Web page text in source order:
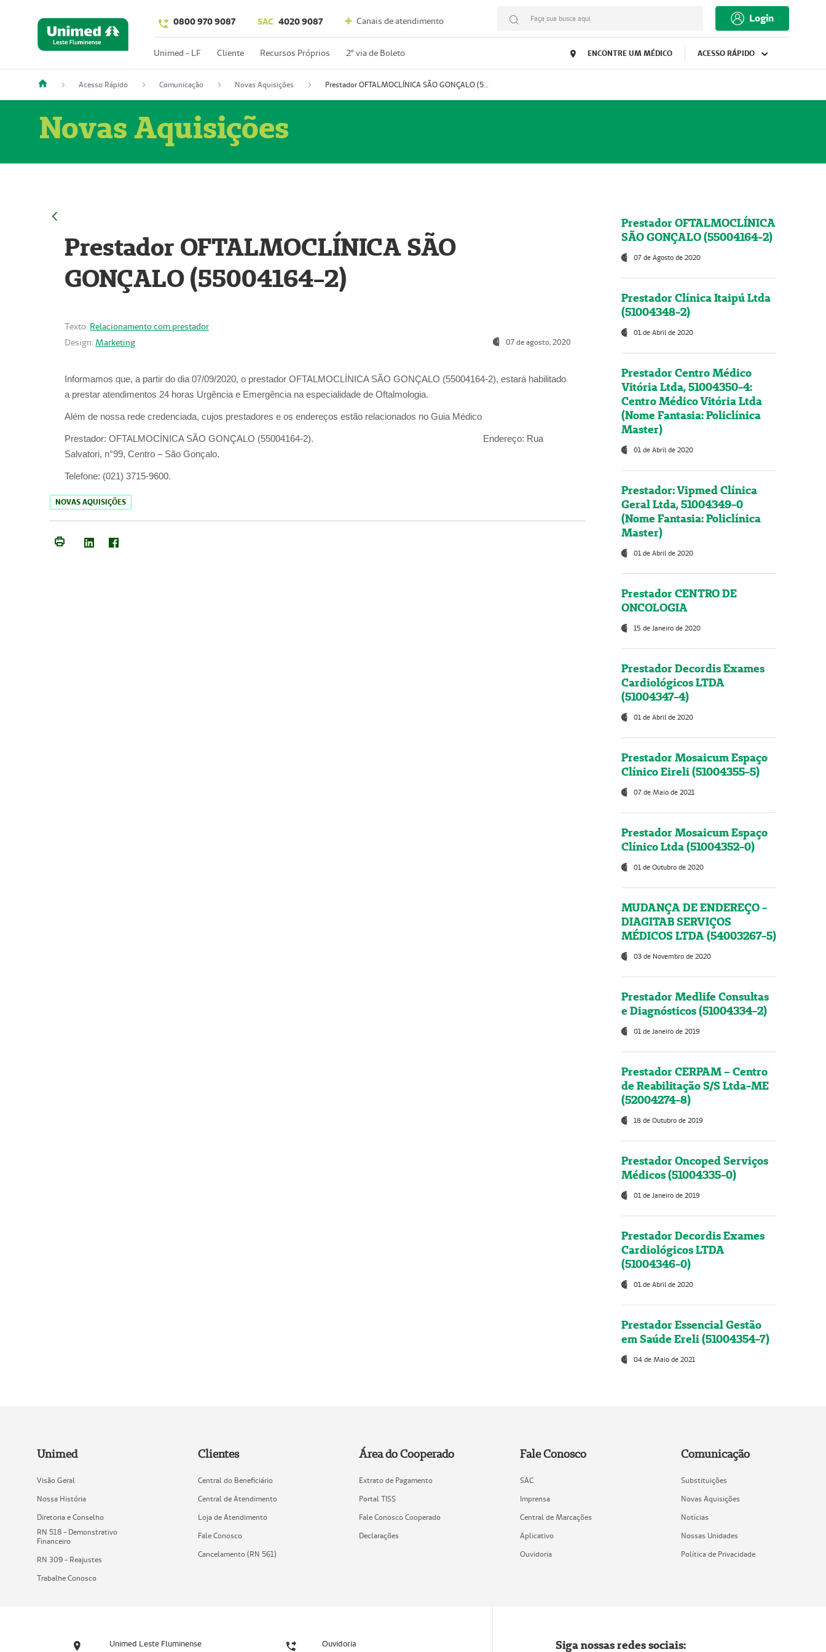
0800 970 9087 SAC 4020 9087 Canais de atendimento Faça sua busca aqui Login
Unimed - LF Cliente Recursos Próprios 2º via de Boleto ENCONTRE UM MÉDICO ACESSO RÁPIDO
Acesso Rápido Comunicação Novas Aquisições Prestador OFTALMOCLÍNICA SÃO GONÇALO (55004164-2)
Novas Aquisições
Prestador OFTALMOCLÍNICA SÃO
GONÇALO (55004164-2)
Texto: Relacionamento com prestador
Design: Marketing 07 de agosto, 2020
Informamos que, a partir do dia 07/09/2020, o prestador OFTALMOCLÍNICA SÃO GONÇALO (55004164-2), estará habilitado
a prestar atendimentos 24 horas Urgência e Emergência na especialidade de Oftalmologia.
Além de nossa rede credenciada, cujos prestadores e os endereços estão relacionados no Guia Médico
Prestador: OFTALMOCÍNICA SÃO GONÇALO (55004164-2). Endereço: Rua
Salvatori, n°99, Centro – São Gonçalo.
Telefone: (021) 3715-9600.
NOVAS AQUISIÇÕES
Prestador OFTALMOCLÍNICA
SÃO GONÇALO (55004164-2)
07 de Agosto de 2020
Prestador Clínica Itaipú Ltda
(51004348-2)
01 de Abril de 2020
Prestador Centro Médico
Vitória Ltda, 51004350-4:
Centro Médico Vitória Ltda
(Nome Fantasia: Policlínica
Master)
01 de Abril de 2020
Prestador: Vipmed Clínica
Geral Ltda, 51004349-0
(Nome Fantasia: Policlínica
Master)
01 de Abril de 2020
Prestador CENTRO DE
ONCOLOGIA
15 de Janeiro de 2020
Prestador Decordis Exames
Cardiológicos LTDA
(51004347-4)
01 de Abril de 2020
Prestador Mosaicum Espaço
Clínico Eireli (51004355-5)
07 de Maio de 2021
Prestador Mosaicum Espaço
Clínico Ltda (51004352-0)
01 de Outubro de 2020
MUDANÇA DE ENDEREÇO -
DIAGITAB SERVIÇOS
MÉDICOS LTDA (54003267-5)
03 de Novembro de 2020
Prestador Medlife Consultas
e Diagnósticos (51004334-2)
01 de Janeiro de 2019
Prestador CERPAM – Centro
de Reabilitação S/S Ltda-ME
(52004274-8)
18 de Outubro de 2019
Prestador Oncoped Serviços
Médicos (51004335-0)
01 de Janeiro de 2019
Prestador Decordis Exames
Cardiológicos LTDA
(51004346-0)
01 de Abril de 2020
Prestador Essencial Gestão
em Saúde Ereli (51004354-7)
04 de Maio de 2021
Unimed
Visão Geral
Nossa História
Diretoria e Conselho
RN 518 - Demonstrativo
Financeiro
RN 309 - Reajustes
Trabalhe Conosco
Clientes
Central do Beneficiário
Central de Atendimento
Loja de Atendimento
Fale Conosco
Cancelamento (RN 561)
Área do Cooperado
Extrato de Pagamento
Portal TISS
Fale Conosco Cooperado
Declarações
Fale Conosco
SAC
Imprensa
Central de Marcações
Aplicativo
Ouvidoria
Comunicação
Substituições
Novas Aquisições
Notícias
Nossas Unidades
Política de Privacidade
Unimed Leste Fluminense Ouvidoria Siga nossas redes sociais: